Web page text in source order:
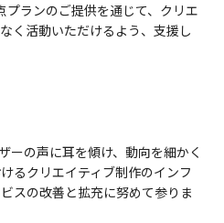
プランのご提供を通じて、クリエ
く活動いただけるよう、支援し
ーの声に耳を傾け、動向を細かく
るクリエイティブ制作のインフ
スの改善と拡充に努めて参りま